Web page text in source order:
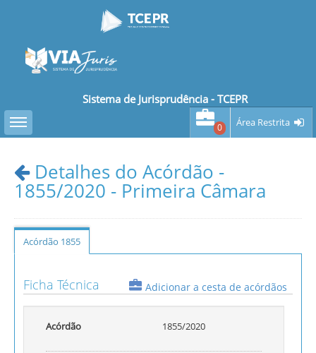
Sistema de Jurisprudência - TCEPR
Toggle sidebar
0 Área Restrita
Detalhes do Acórdão -
1855/2020 - Primeira Câmara
Acórdão 1855
Ficha Técnica Adicionar a cesta de acórdãos
Acórdão 1855/2020